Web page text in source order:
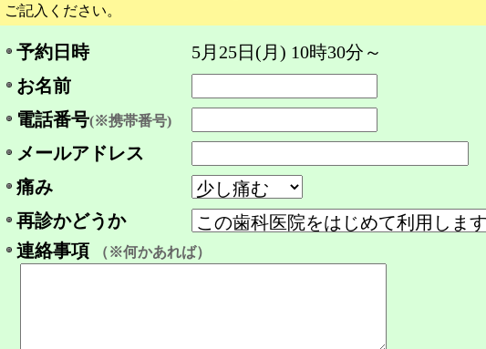
ご記入ください。
予約日時
5月25日(月) 10時30分～
お名前
電話番号(※携帯番号)
メールアドレス
痛み
再診かどうか
連絡事項
（※何かあれば）